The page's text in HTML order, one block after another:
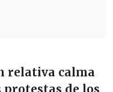
relativa calma
protestas de los